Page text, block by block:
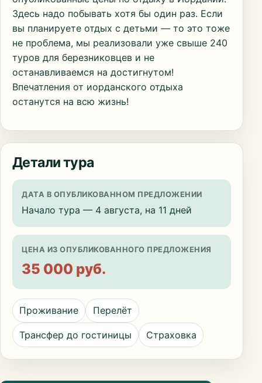
Здесь надо побывать хотя бы один раз. Если
вы планируете отдых с детьми — то это тоже
не проблема, мы реализовали уже свыше 240
туров для березниковцев и не
останавливаемся на достигнутом!
Впечатления от иорданского отдыха
останутся на всю жизнь!
Детали тура
ДАТА В ОПУБЛИКОВАННОМ ПРЕДЛОЖЕНИИ
Начало тура — 4 августа, на 11 дней
ЦЕНА ИЗ ОПУБЛИКОВАННОГО ПРЕДЛОЖЕНИЯ
35 000 руб.
Проживание Перелёт
Трансфер до гостиницы Страховка